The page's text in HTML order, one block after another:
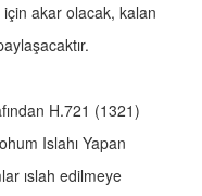
akar olacak, kalan
H.721 (1321)
Islahı Yapan
ıslah edilmeye